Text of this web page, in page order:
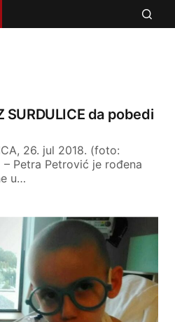
SURDULICE da pobedi
26. jul 2018. (foto:
Petra Petrović je rođena
u…